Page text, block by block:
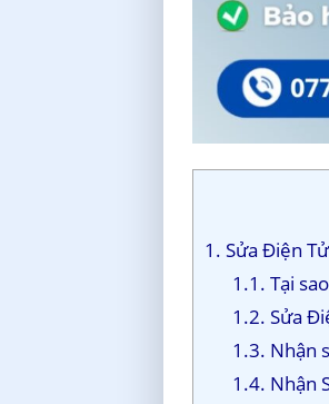
1. Sửa Điện
1.1. Tại
1.2. Sửa
1.3. Nhận
1.4. Nhận